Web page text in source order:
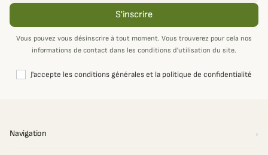
S'inscrire
Vous pouvez vous désinscrire à tout moment. Vous trouverez pour cela nos
informations de contact dans les conditions d'utilisation du site.
J'accepte les conditions générales et la politique de confidentialité
Navigation